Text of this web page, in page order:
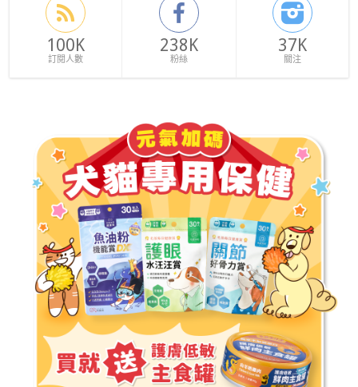
100K
訂閱人數
238K
粉絲
37K
關注